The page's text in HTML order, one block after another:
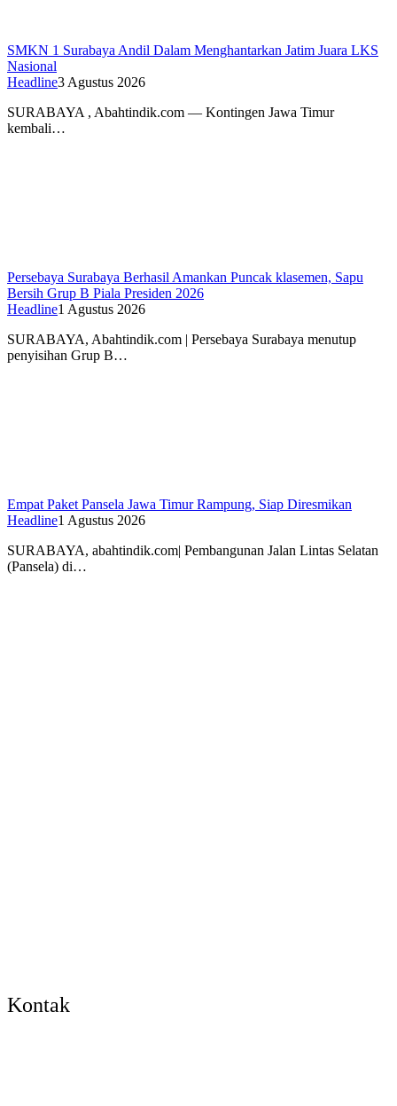
SMKN 1 Surabaya Andil Dalam Menghantarkan Jatim Juara LKS
Nasional
Headline3 Agustus 2026
SURABAYA , Abahtindik.com — Kontingen Jawa Timur
kembali…
Persebaya Surabaya Berhasil Amankan Puncak klasemen, Sapu
Bersih Grup B Piala Presiden 2026
Headline1 Agustus 2026
SURABAYA, Abahtindik.com | Persebaya Surabaya menutup
penyisihan Grup B…
Empat Paket Pansela Jawa Timur Rampung, Siap Diresmikan
Headline1 Agustus 2026
SURABAYA, abahtindik.com| Pembangunan Jalan Lintas Selatan
(Pansela) di…
Kontak